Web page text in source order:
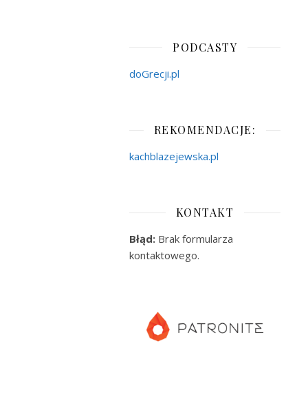
PODCASTY
doGrecji.pl
REKOMENDACJE:
kachblazejewska.pl
KONTAKT
Błąd: Brak formularza
kontaktowego.